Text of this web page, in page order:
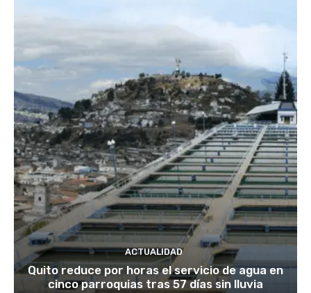
ACTUALIDAD
Quito reduce por horas el servicio de agua en
cinco parroquias tras 57 días sin lluvia